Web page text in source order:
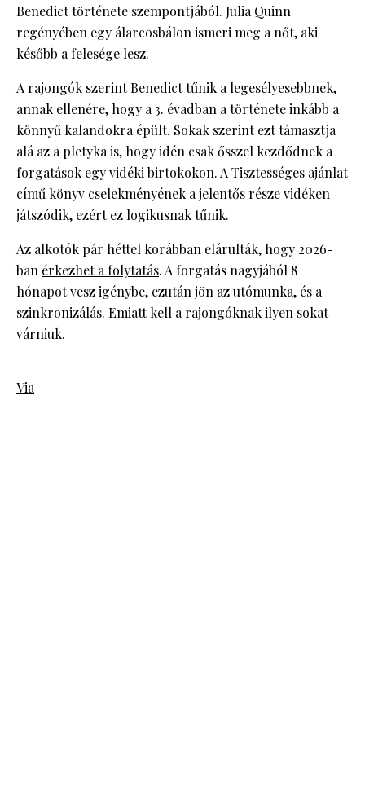
Benedict története szempontjából. Julia Quinn
regényében egy álarcosbálon ismeri meg a nőt, aki
később a felesége lesz.
A rajongók szerint Benedicttűnik a legesélyesebbnek,
annak ellenére, hogy a 3. évadban a története inkább a
könnyű kalandokra épült. Sokak szerint ezt támasztja
alá az a pletyka is, hogy idén csak ősszel kezdődnek a
forgatások egy vidéki birtokokon. A Tisztességes ajánlat
című könyv cselekményének a jelentős része vidéken
játszódik, ezért ez logikusnak tűnik.
Az alkotók pár héttel korábban elárulták, hogy 2026-
ban érkezhet a folytatás. A forgatás nagyjából 8
hónapot vesz igénybe, ezután jön az utómunka, és a
szinkronizálás. Emiatt kell a rajongóknak ilyen sokat
várniuk.
Via